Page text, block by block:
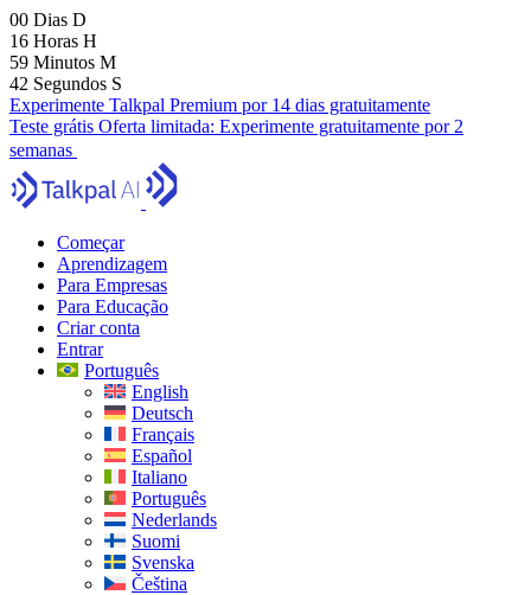
00 Dias D
16 Horas H
59 Minutos M
41 Segundos S
Experimente Talkpal Premium por 14 dias gratuitamente
Teste grátis Oferta limitada: Experimente gratuitamente por 2
semanas
Começar
Aprendizagem
Para Empresas
Para Educação
Criar conta
Entrar
Português
English
Deutsch
Français
Español
Italiano
Português
Nederlands
Suomi
Svenska
Čeština